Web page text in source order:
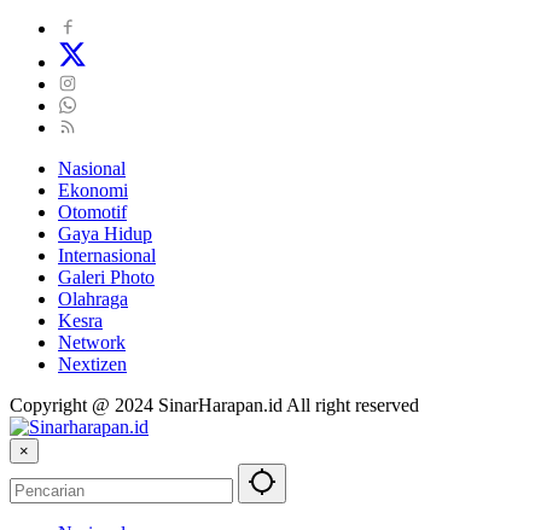
Nasional
Ekonomi
Otomotif
Gaya Hidup
Internasional
Galeri Photo
Olahraga
Kesra
Network
Nextizen
Copyright @ 2024 SinarHarapan.id All right reserved
×